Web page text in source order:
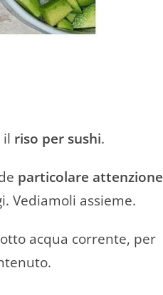
il riso per sushi.
particolare attenzione
Vediamoli assieme.
acqua corrente, per